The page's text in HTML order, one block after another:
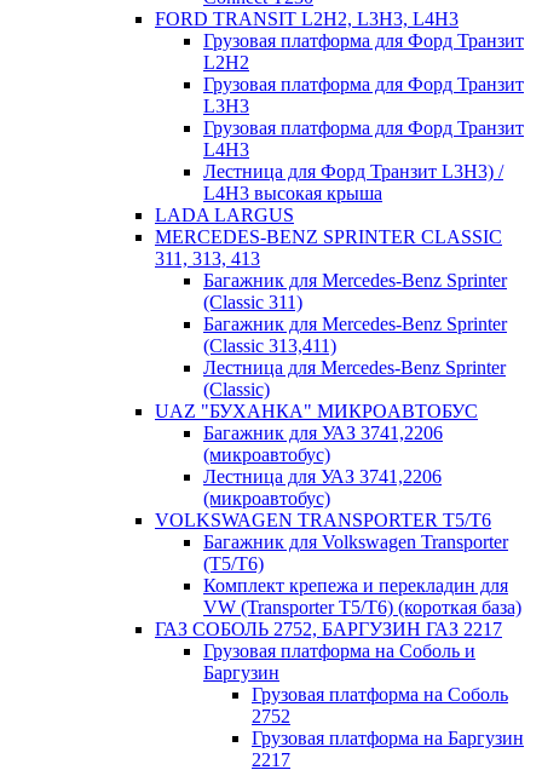
FORD TRANSIT L2H2, L3H3, L4H3
Грузовая платформа для Форд Транзит
L2H2
Грузовая платформа для Форд Транзит
L3H3
Грузовая платформа для Форд Транзит
L4H3
Лестница для Форд Транзит L3H3) /
L4H3 высокая крыша
LADA LARGUS
MERCEDES-BENZ SPRINTER CLASSIC
311, 313, 413
Багажник для Mercedes-Benz Sprinter
(Classic 311)
Багажник для Mercedes-Benz Sprinter
(Classic 313,411)
Лестница для Mercedes-Benz Sprinter
(Classic)
UAZ "БУХАНКА" МИКРOАВТОБУС
Багажник для УАЗ 3741,2206
(микроавтобус)
Лестница для УАЗ 3741,2206
(микроавтобус)
VOLKSWAGEN TRANSPORTER T5/T6
Багажник для Volkswagen Transporter
(T5/T6)
Комплект крепежа и перекладин для
VW (Transporter T5/T6) (короткая база)
ГАЗ СОБОЛЬ 2752, БАРГУЗИН ГАЗ 2217
Грузовая платформа на Соболь и
Баргузин
Грузовая платформа на Соболь
2752
Грузовая платформа на Баргузин
2217